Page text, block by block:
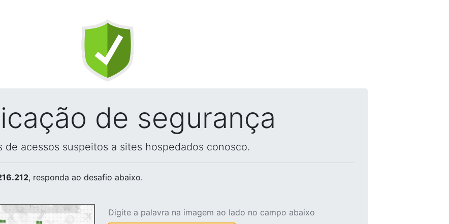
de segurança
acessos suspeitos a sites hospedados conosco.
, responda ao desafio abaixo.
Digite a palavra na imagem ao lado no campo abaixo